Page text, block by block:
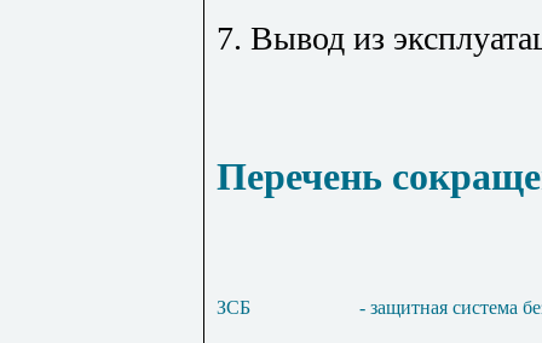
7. Вывод из
Перечень
ЗСБ - защитная система